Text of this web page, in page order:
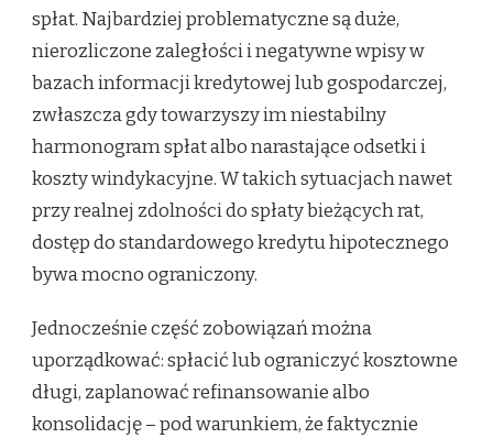
spłat. Najbardziej problematyczne są duże,
nierozliczone zaległości i negatywne wpisy w
bazach informacji kredytowej lub gospodarczej,
zwłaszcza gdy towarzyszy im niestabilny
harmonogram spłat albo narastające odsetki i
koszty windykacyjne. W takich sytuacjach nawet
przy realnej zdolności do spłaty bieżących rat,
dostęp do standardowego kredytu hipotecznego
bywa mocno ograniczony.
Jednocześnie część zobowiązań można
uporządkować: spłacić lub ograniczyć kosztowne
długi, zaplanować refinansowanie albo
konsolidację – pod warunkiem, że faktycznie